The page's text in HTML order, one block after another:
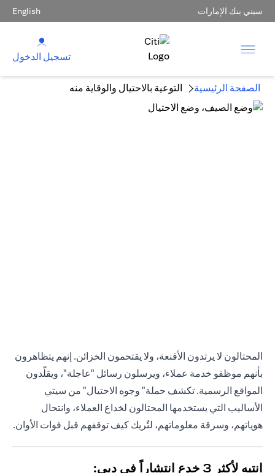
سيتي بنك الإمارات English
تسجيل الدخول
الصفحة الرئيسية التوعية بالاحتيال والوقاية منه
المحتالون لا يرتدون الأقنعة، ولا يقتحمون الخزائن. إنهم يتظاهرون
بأنهم موظفو خدمة عملاء، ويرسلون رسائل "عاجلة"، ويقلّدون
المواقع الرسمية. تكشف حملة" وجوه الاحتيال" من سيتي
الأساليب التي يستخدمها المحتالون لخداع العملاء، وانتحال
هوياتهم، وسرقة معلوماتهم، لتُريك كيف توقفهم قبل فوات الأوان.
انتبه لأكثر 3 خدع انتشاراً في دبي: